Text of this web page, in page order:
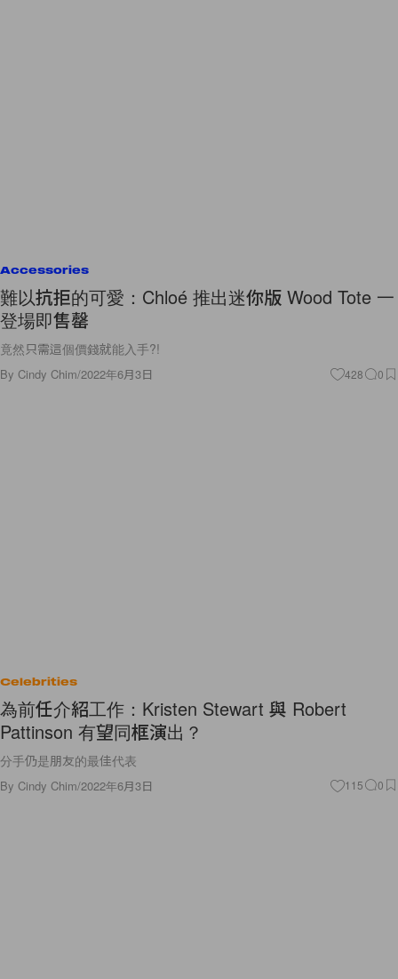
Accessories
難以抗拒的可愛：Chloé 推出迷你版 Wood Tote 一
登場即售罄
竟然只需這個價錢就能入手?!
By Cindy Chim/2022年6月3日 428 0
Celebrities
為前任介紹工作：Kristen Stewart 與 Robert
Pattinson 有望同框演出？
分手仍是朋友的最佳代表
By Cindy Chim/2022年6月3日 115 0